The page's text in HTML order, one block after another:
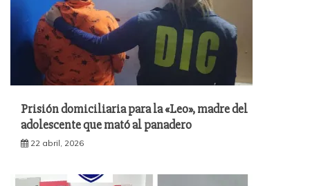
Prisión domiciliaria para la «Leo», madre del
adolescente que mató al panadero
22 abril, 2026